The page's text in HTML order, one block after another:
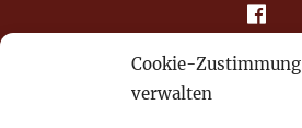
Cookie-Zustimmung
verwalten
Impressum